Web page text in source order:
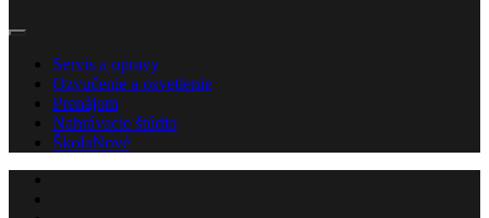
Servis a opravy
Ozvučenie a osvetlenie
Prenájom
Nahrávacie štúdio
ŠkolaNové